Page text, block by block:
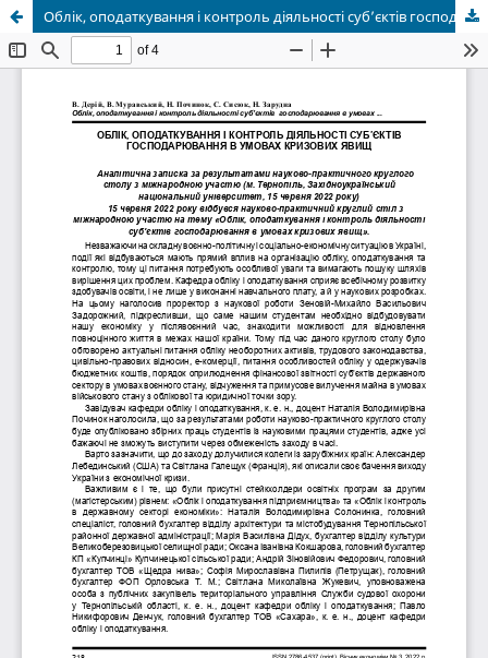
Облік, оподаткування і контроль діяльності суб’єктів господарювання в умовах кризових явищ